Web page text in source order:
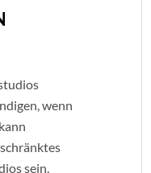
wenn
sein.